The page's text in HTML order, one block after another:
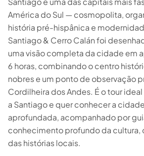
América do Sul — cosmopolita,
história pré-hispânica e
Santiago & Cerro Calán foi
uma visão completa da cidade em
6 horas, combinando o centro
nobres e um ponto de observação
Cordilheira dos Andes. É o tour
a Santiago e quer conhecer a
aprofundada, acompanhado por
conhecimento profundo da cultura,
das histórias locais.
🗺️
Suas experiências